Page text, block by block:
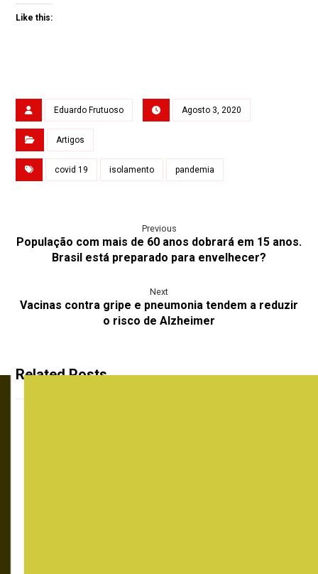
Like this:
Eduardo Frutuoso Agosto 3, 2020
Artigos
covid 19 isolamento pandemia
Previous
População com mais de 60 anos dobrará em 15 anos.
Brasil está preparado para envelhecer?
Next
Vacinas contra gripe e pneumonia tendem a reduzir
o risco de Alzheimer
Related Posts ...